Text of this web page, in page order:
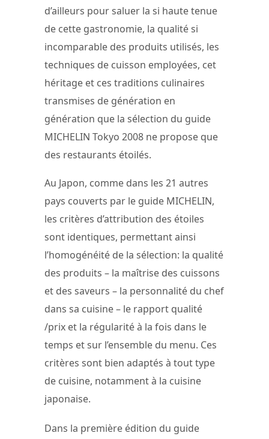
d’ailleurs pour saluer la si haute tenue
de cette gastronomie, la qualité si
incomparable des produits utilisés, les
techniques de cuisson employées, cet
héritage et ces traditions culinaires
transmises de génération en
génération que la sélection du guide
MICHELIN Tokyo 2008 ne propose que
des restaurants étoilés.
Au Japon, comme dans les 21 autres
pays couverts par le guide MICHELIN,
les critères d’attribution des étoiles
sont identiques, permettant ainsi
l’homogénéité de la sélection: la qualité
des produits – la maîtrise des cuissons
et des saveurs – la personnalité du chef
dans sa cuisine – le rapport qualité
/prix et la régularité à la fois dans le
temps et sur l’ensemble du menu. Ces
critères sont bien adaptés à tout type
de cuisine, notamment à la cuisine
japonaise.
Dans la première édition du guide